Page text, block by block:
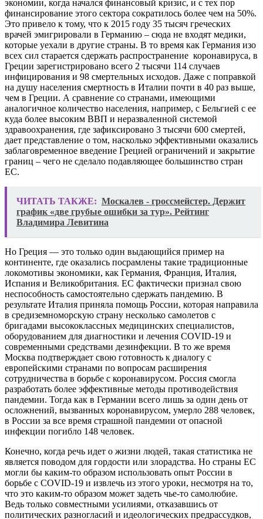
экономии, когда начался финансовый кризис, и с тех пор
финансирование этого сектора сократилось более чем на 50%.
Это привело к тому, что к 2015 году 35 тысяч греческих
врачей эмигрировали в Германию – сюда не входят медики,
которые уехали в другие страны. В то время как Германия изо
всех сил старается сдержать распространение коронавируса, в
Греции зарегистрировано всего 2 тысячи 114 случаев
инфицирования и 98 смертельных исходов. Даже с поправкой
на душу населения смертность в Италии почти в 40 раз выше,
чем в Греции. А сравнение со странами, имеющими
аналогичное количество населения, например, с Бельгией с ее
куда более высоким ВВП и неразваленной системой
здравоохранения, где зафиксировано 3 тысячи 600 смертей,
дает представление о том, насколько эффективными оказались
заблаговременное введение Грецией ограничений и закрытие
границ – чего не сделало подавляющее большинство стран
ЕС.
ЧИТАТЬ ТАКЖЕ: Москалев - гроссмейстер. Держит
график «две грубые ошибки за тур». Рейтинг
Владимира Левитина
Но Греция — это только один выдающийся пример на
континенте, где оказались посрамлены такие традиционные
локомотивы экономики, как Германия, Франция, Италия,
Испания и Великобритания. ЕС фактически признал свою
неспособность самостоятельно сдержать пандемию. В
результате Италия приняла помощь России, которая направила
в средиземноморскую страну несколько самолетов с
бригадами высококлассных медицинских специалистов,
оборудованием для диагностики и лечения COVID-19 и
современными средствами дезинфекции. В то же время
Москва подтверждает свою готовность к диалогу с
европейскими странами по вопросам расширения
сотрудничества в борьбе с коронавирусом. Россия смогла
разработать более эффективные методы противодействия
пандемии. Тогда как в Германии всего лишь за один день от
осложнений, вызванных коронавирусом, умерло 288 человек,
в России за все время страшной пандемии от опасной
инфекции погибло 148 человек.
Конечно, когда речь идет о жизни людей, такая статистика не
является поводом для гордости или злорадства. Но страны ЕС
могли бы каким-то образом использовать опыт России в
борьбе с COVID-19 и извлечь из этого уроки, несмотря на то,
что это каким-то образом может задеть чье-то самолюбие.
Ведь только совместными усилиями, отказавшись от
политических разногласий и идеологических предрассудков,